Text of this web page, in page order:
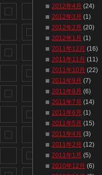
2012年4月 (24)
2012年3月 (1)
2012年2月 (20)
2012年1月 (1)
2011年12月 (16)
2011年11月 (11)
2011年10月 (22)
2011年9月 (7)
2011年8月 (6)
2011年7月 (14)
2011年6月 (1)
2011年5月 (15)
2011年4月 (3)
2011年2月 (12)
2011年1月 (5)
2010年12月 (6)